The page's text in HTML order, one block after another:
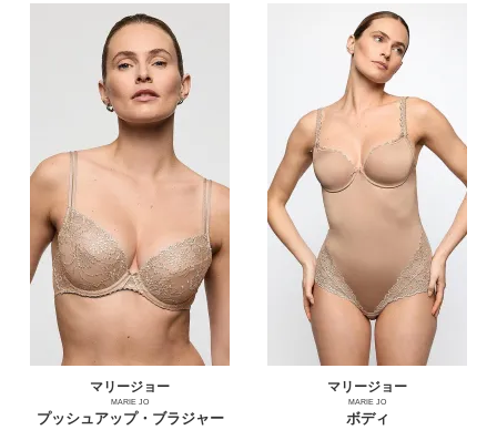
マリージョー
MARIE JO
プッシュアップ・ブラジャー
マリージョー
MARIE JO
ボディ